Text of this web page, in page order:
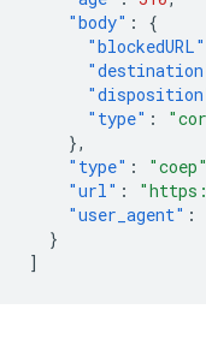
"body" :
{
"blockedURL"
"type" :
},
"type" : "coep"
"url" :
"user_agent" :
}
]